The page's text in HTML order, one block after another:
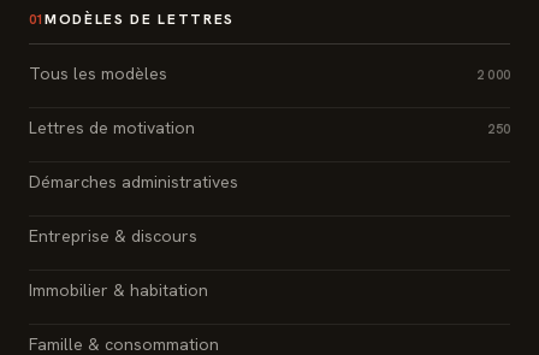
01 MODÈLES DE LETTRES
Tous les modèles 2 000
Lettres de motivation 250
Démarches administratives
Entreprise & discours
Immobilier & habitation
Famille & consommation